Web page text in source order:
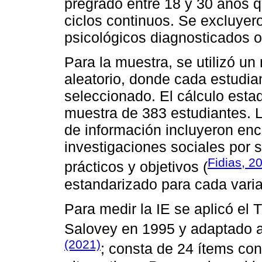
pregrado entre 18 y 30 años
ciclos continuos. Se
psicológicos diagnosticados
Para la muestra, se utilizó
aleatorio, donde cada
seleccionado. El cálculo
muestra de 383 estudiantes.
de información incluyeron
investigaciones sociales por
prácticos y objetivos (Fidias,
estandarizado para cada
Para medir la IE se aplicó el
Salovey en 1995 y adaptado
(2021); consta de 24 ítems